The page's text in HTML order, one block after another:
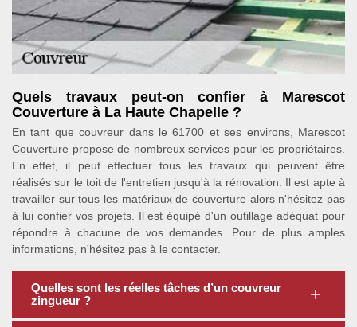
Quels travaux peut-on confier à Marescot
Couverture à La Haute Chapelle ?
En tant que couvreur dans le 61700 et ses environs, Marescot
Couverture propose de nombreux services pour les propriétaires.
En effet, il peut effectuer tous les travaux qui peuvent être
réalisés sur le toit de l'entretien jusqu'à la rénovation. Il est apte à
travailler sur tous les matériaux de couverture alors n'hésitez pas
à lui confier vos projets. Il est équipé d'un outillage adéquat pour
répondre à chacune de vos demandes. Pour de plus amples
informations, n'hésitez pas à le contacter.
Quelles sont les réelles tâches d’un couvreur
zingueur ?